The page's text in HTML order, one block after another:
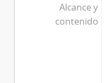
Alcance y
contenido